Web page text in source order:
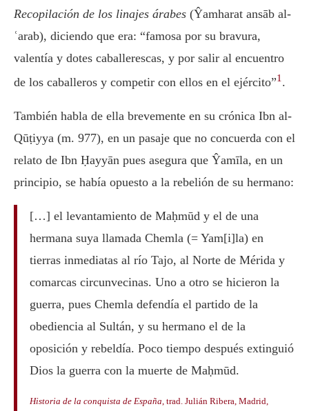
Recopilación de los linajes árabes (Ŷamharat ansāb al-
ʿarab), diciendo que era: “famosa por su bravura,
valentía y dotes caballerescas, y por salir al encuentro
de los caballeros y competir con ellos en el ejército”1.
También habla de ella brevemente en su crónica Ibn al-
Qūṭiyya (m. 977), en un pasaje que no concuerda con el
relato de Ibn Ḥayyān pues asegura que Ŷamīla, en un
principio, se había opuesto a la rebelión de su hermano:
[…] el levantamiento de Maḥmūd y el de una
hermana suya llamada Chemla (= Yam[i]la) en
tierras inmediatas al río Tajo, al Norte de Mérida y
comarcas circunvecinas. Uno a otro se hicieron la
guerra, pues Chemla defendía el partido de la
obediencia al Sultán, y su hermano el de la
oposición y rebeldía. Poco tiempo después extinguió
Dios la guerra con la muerte de Maḥmūd.
Historia de la conquista de España, trad. Julián Ribera, Madrid,